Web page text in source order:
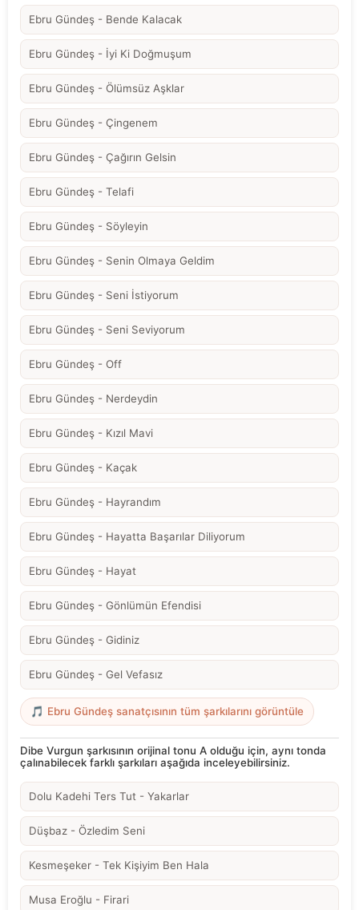
Ebru Gündeş - Bende Kalacak
Ebru Gündeş - İyi Ki Doğmuşum
Ebru Gündeş - Ölümsüz Aşklar
Ebru Gündeş - Çingenem
Ebru Gündeş - Çağırın Gelsin
Ebru Gündeş - Telafi
Ebru Gündeş - Söyleyin
Ebru Gündeş - Senin Olmaya Geldim
Ebru Gündeş - Seni İstiyorum
Ebru Gündeş - Seni Seviyorum
Ebru Gündeş - Off
Ebru Gündeş - Nerdeydin
Ebru Gündeş - Kızıl Mavi
Ebru Gündeş - Kaçak
Ebru Gündeş - Hayrandım
Ebru Gündeş - Hayatta Başarılar Diliyorum
Ebru Gündeş - Hayat
Ebru Gündeş - Gönlümün Efendisi
Ebru Gündeş - Gidiniz
Ebru Gündeş - Gel Vefasız
🎵 Ebru Gündeş sanatçısının tüm şarkılarını görüntüle
Dibe Vurgun şarkısının orijinal tonu A olduğu için, aynı tonda
çalınabilecek farklı şarkıları aşağıda inceleyebilirsiniz.
Dolu Kadehi Ters Tut - Yakarlar
Düşbaz - Özledim Seni
Kesmeşeker - Tek Kişiyim Ben Hala
Musa Eroğlu - Firari